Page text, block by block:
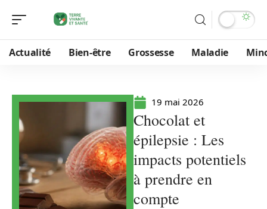
Actualité Bien-être Grossesse Maladie
19 mai 2026
Chocolat et
épilepsie : Les
impacts potentiels
à prendre en
compte